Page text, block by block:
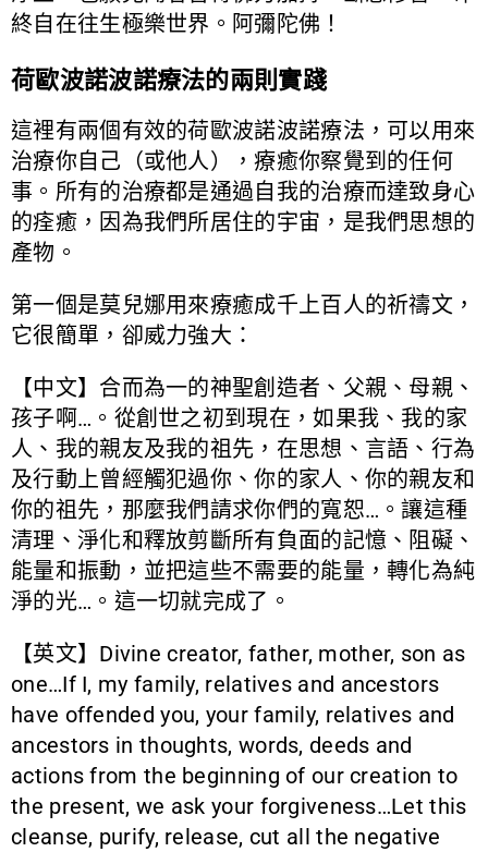
終自在往生極樂世界。阿彌陀佛！
荷歐波諾波諾療法的兩則實踐
這裡有兩個有效的荷歐波諾波諾療法，可以用來
治療你自己（或他人），療癒你察覺到的任何
事。所有的治療都是通過自我的治療而達致身心
的痊癒，因為我們所居住的宇宙，是我們思想的
產物。
第一個是莫兒娜用來療癒成千上百人的祈禱文，
它很簡單，卻威力強大：
【中文】合而為一的神聖創造者、父親、母親、
孩子啊…。從創世之初到現在，如果我、我的家
人、我的親友及我的祖先，在思想、言語、行為
及行動上曾經觸犯過你、你的家人、你的親友和
你的祖先，那麼我們請求你們的寬恕…。讓這種
清理、淨化和釋放剪斷所有負面的記憶、阻礙、
能量和振動，並把這些不需要的能量，轉化為純
淨的光…。這一切就完成了。
【英文】Divine creator, father, mother, son as
one…If I, my family, relatives and ancestors
have offended you, your family, relatives and
ancestors in thoughts, words, deeds and
actions from the beginning of our creation to
the present, we ask your forgiveness…Let this
cleanse, purify, release, cut all the negative